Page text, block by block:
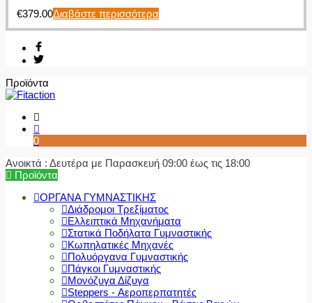
€379.00Διαβάστε περισσότερα
Προϊόντα
0
Ανοικτά : Δευτέρα με Παρασκευή 09:00 έως τις 18:00
Προϊόντα
ΟΡΓΑΝΑ ΓΥΜΝΑΣΤΙΚΗΣ
Διάδρομοι Τρεξίματος
Ελλειπτικά Μηχανήματα
Στατικά Ποδήλατα Γυμναστικής
Κωπηλατικές Μηχανές
Πολυόργανα Γυμναστικής
Πάγκοι Γυμναστικής
Μονόζυγα Δίζυγα
Steppers - Αεροπερπατητές